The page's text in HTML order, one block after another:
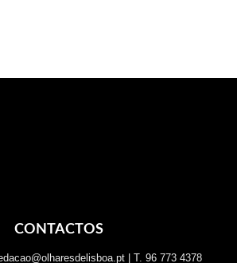
CONTACTOS
| T. 96 773 4378